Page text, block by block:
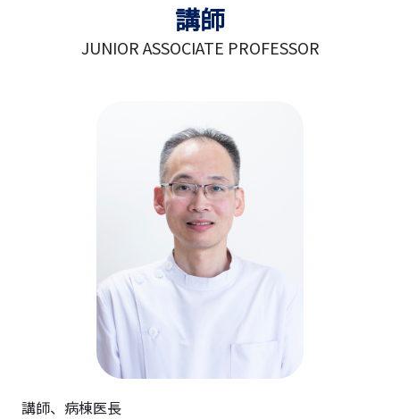
講師
JUNIOR ASSOCIATE PROFESSOR
講師、病棟医長